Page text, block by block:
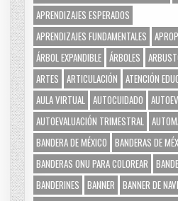
APRENDIZAJES ESPERADOS
APRENDIZAJES FUNDAMENTALES
ÁRBOL EXPANDIBLE ÁRBOLES
ARTES ARTICULACIÓN ATENCIÓN
AULA VIRTUAL AUTOCUIDADO
AUTOEVALUACIÓN TRIMESTRAL
BANDERA DE MÉXICO BANDERAS DE
BANDERAS ONU PARA COLOREAR
BANDERINES BANNER BANNER DE